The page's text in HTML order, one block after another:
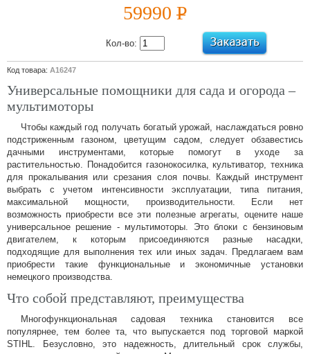
59990 P
УБ.
Кол-во:
Код товара: А16247
Универсальные помощники для сада и огорода –
мультимоторы
Чтобы каждый год получать богатый урожай, наслаждаться ровно
подстриженным газоном, цветущим садом, следует обзавестись
дачными инструментами, которые помогут в уходе за
растительностью. Понадобится газонокосилка, культиватор, техника
для прокалывания или срезания слоя почвы. Каждый инструмент
выбрать с учетом интенсивности эксплуатации, типа питания,
максимальной мощности, производительности. Если нет
возможность приобрести все эти полезные агрегаты, оцените наше
универсальное решение - мультимоторы. Это блоки с бензиновым
двигателем, к которым присоединяются разные насадки,
подходящие для выполнения тех или иных задач. Предлагаем вам
приобрести такие функциональные и экономичные установки
немецкого производства.
Что собой представляют, преимущества
Многофункциональная садовая техника становится все
популярнее, тем более та, что выпускается под торговой маркой
STIHL. Безусловно, это надежность, длительный срок службы,